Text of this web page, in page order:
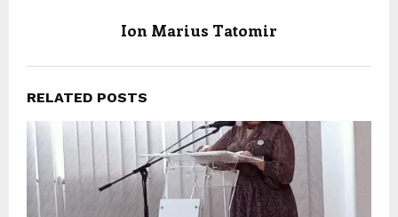
Ion Marius Tatomir
RELATED POSTS